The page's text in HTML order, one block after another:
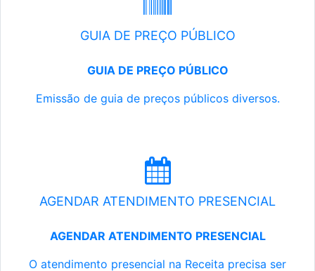
GUIA DE PREÇO PÚBLICO
GUIA DE PREÇO PÚBLICO
Emissão de guia de preços públicos diversos.
AGENDAR ATENDIMENTO PRESENCIAL
AGENDAR ATENDIMENTO PRESENCIAL
O atendimento presencial na Receita precisa ser